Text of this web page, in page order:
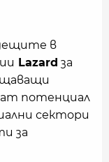
в
Lazard за
потенциал
сектори
за